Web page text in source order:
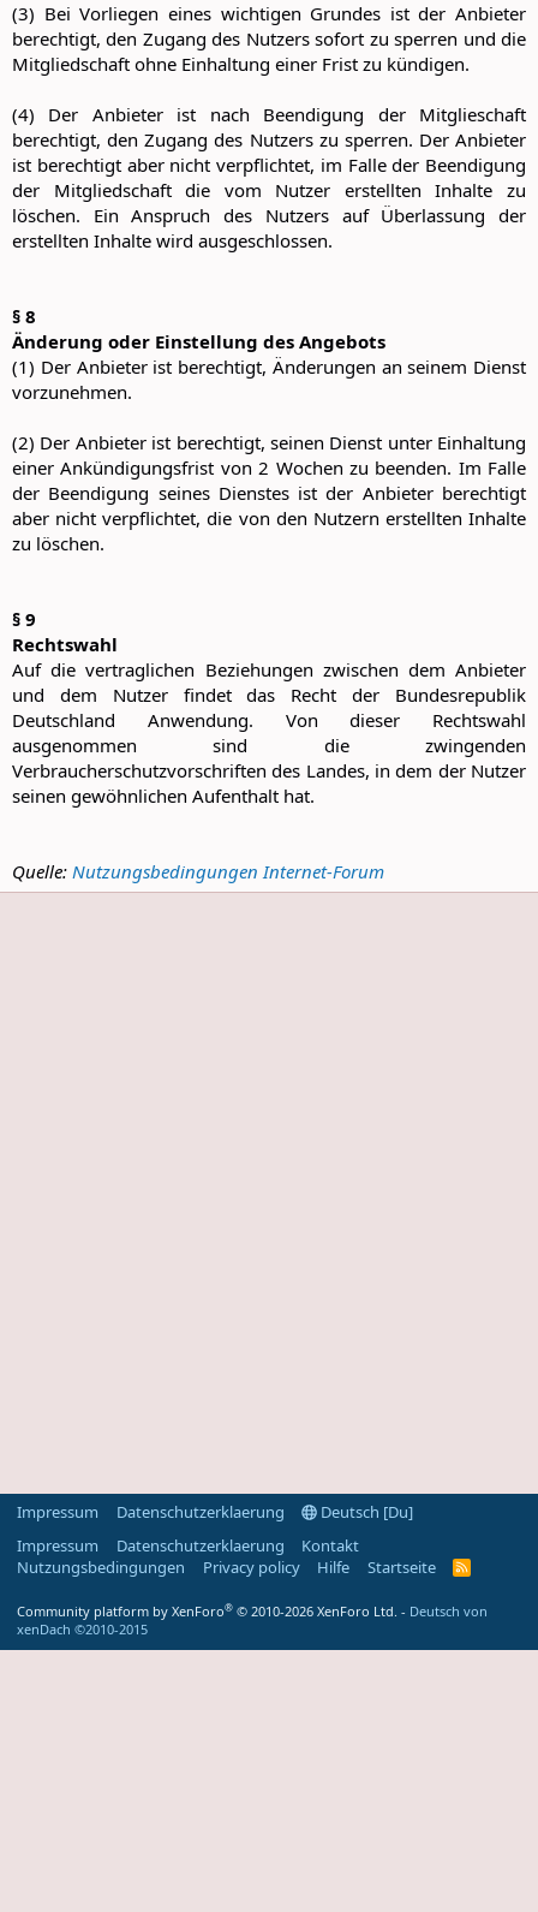
(3) Bei Vorliegen eines wichtigen Grundes ist der Anbieter
berechtigt, den Zugang des Nutzers sofort zu sperren und die
Mitgliedschaft ohne Einhaltung einer Frist zu kündigen.
(4) Der Anbieter ist nach Beendigung der Mitglieschaft
berechtigt, den Zugang des Nutzers zu sperren. Der Anbieter
ist berechtigt aber nicht verpflichtet, im Falle der Beendigung
der Mitgliedschaft die vom Nutzer erstellten Inhalte zu
löschen. Ein Anspruch des Nutzers auf Überlassung der
erstellten Inhalte wird ausgeschlossen.
§ 8
Änderung oder Einstellung des Angebots
(1) Der Anbieter ist berechtigt, Änderungen an seinem Dienst
vorzunehmen.
(2) Der Anbieter ist berechtigt, seinen Dienst unter Einhaltung
einer Ankündigungsfrist von 2 Wochen zu beenden. Im Falle
der Beendigung seines Dienstes ist der Anbieter berechtigt
aber nicht verpflichtet, die von den Nutzern erstellten Inhalte
zu löschen.
§ 9
Rechtswahl
Auf die vertraglichen Beziehungen zwischen dem Anbieter
und dem Nutzer findet das Recht der Bundesrepublik
Deutschland Anwendung. Von dieser Rechtswahl
ausgenommen sind die zwingenden
Verbraucherschutzvorschriften des Landes, in dem der Nutzer
seinen gewöhnlichen Aufenthalt hat.
Quelle: Nutzungsbedingungen Internet-Forum
Impressum Datenschutzerklaerung
Deutsch [Du]
Impressum
Datenschutzerklaerung
Kontakt
Nutzungsbedingungen
Privacy policy Hilfe Startseite
R
-
e
Community platform by XenForo® © 2010-2026 XenForo Ltd. - Deutsch von
xenDach ©2010-2015